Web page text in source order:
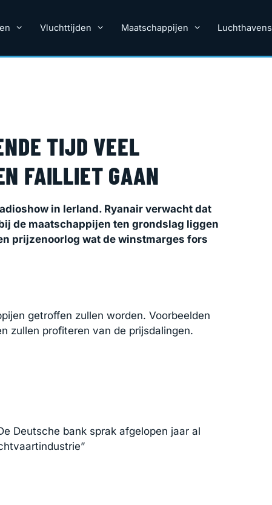
Vluchttijden Maatschappijen Luchthavens
TIJD VEEL
FAILLIET GAAN
in Ierland. Ryanair verwacht dat
de maatschappijen ten grondslag liggen
prijzenoorlog wat de winstmarges fors
getroffen zullen worden. Voorbeelden
zullen profiteren van de prijsdalingen.
Deutsche bank sprak afgelopen jaar al